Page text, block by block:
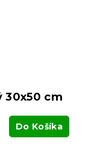
30x50 cm
Do Košíka